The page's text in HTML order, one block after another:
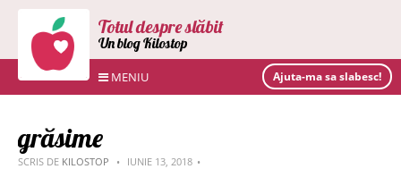
Totul despre slăbit
Un blog Kilostop
MENIU Ajuta-ma sa slabesc!
grăsime
SCRIS DE KILOSTOP IUNIE 13, 2018